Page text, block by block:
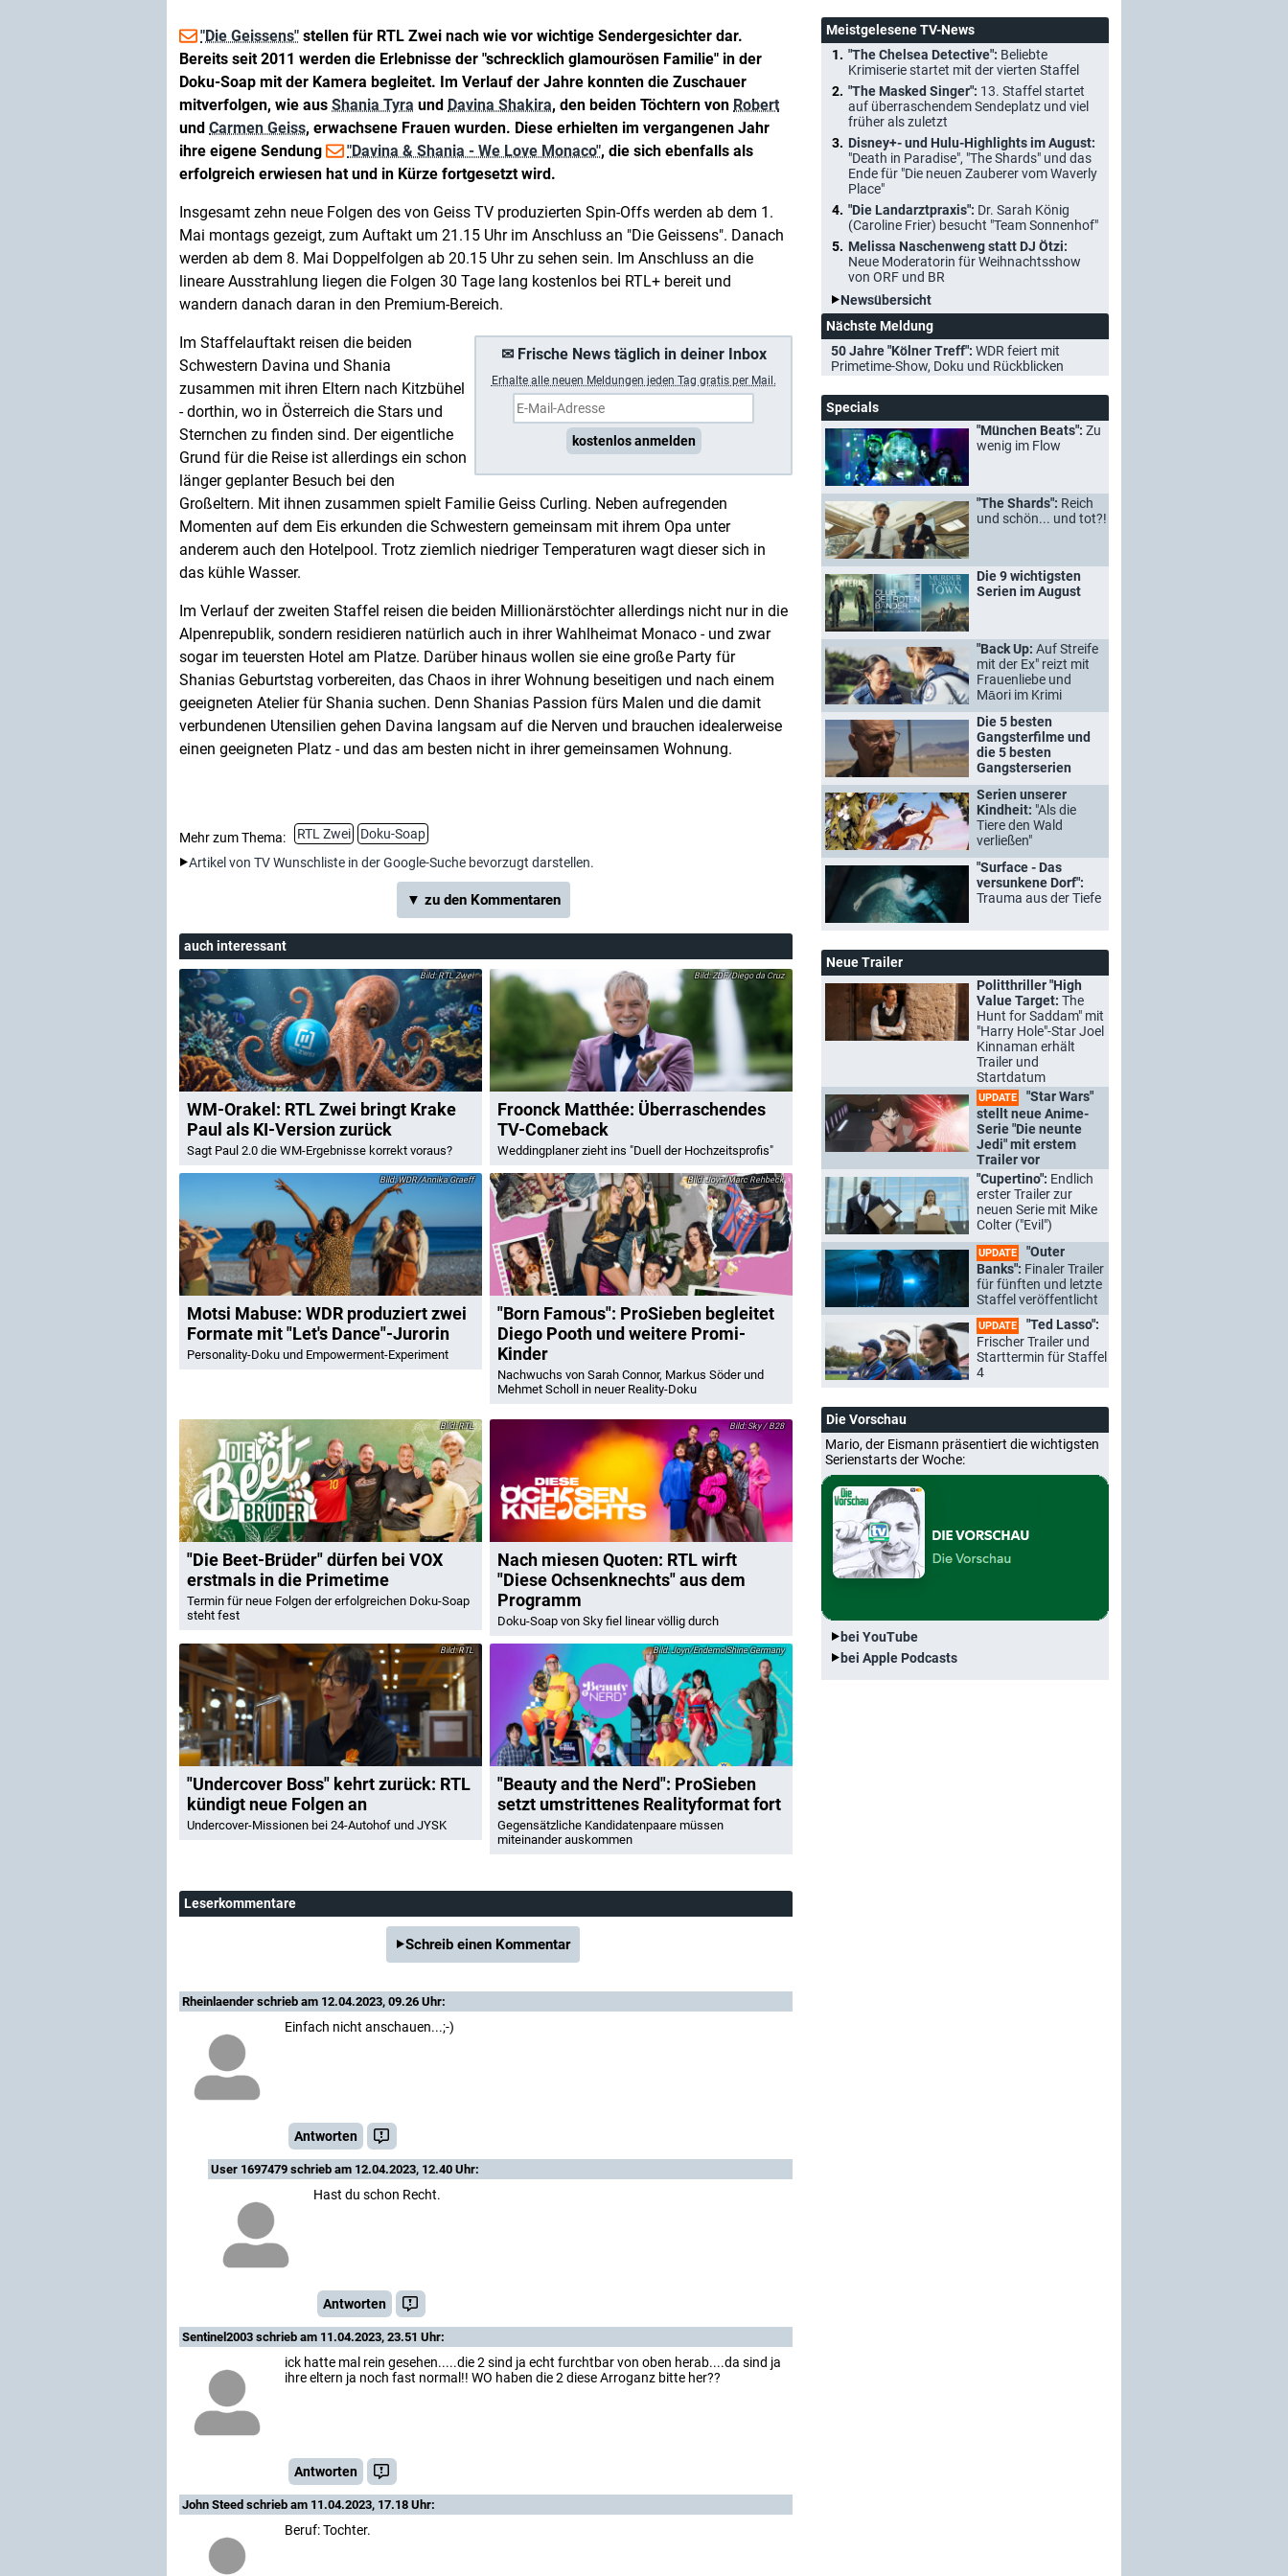
"Die Geissens" stellen für RTL Zwei nach wie vor wichtige Sendergesichter dar.
Bereits seit 2011 werden die Erlebnisse der "schrecklich glamourösen Familie" in der
Doku-Soap mit der Kamera begleitet. Im Verlauf der Jahre konnten die Zuschauer
mitverfolgen, wie aus Shania Tyra und Davina Shakira, den beiden Töchtern von Robert
und Carmen Geiss, erwachsene Frauen wurden. Diese erhielten im vergangenen Jahr
ihre eigene Sendung
"Davina & Shania - We Love Monaco", die sich ebenfalls als
erfolgreich erwiesen hat und in Kürze fortgesetzt wird.
Insgesamt zehn neue Folgen des von Geiss TV produzierten Spin-Offs werden ab dem 1.
Mai montags gezeigt, zum Auftakt um 21.15 Uhr im Anschluss an "Die Geissens". Danach
werden ab dem 8. Mai Doppelfolgen ab 20.15 Uhr zu sehen sein. Im Anschluss an die
lineare Ausstrahlung liegen die Folgen 30 Tage lang kostenlos bei RTL+ bereit und
wandern danach daran in den Premium-Bereich.
✉ Frische News täglich in deiner Inbox
Erhalte a lle neuen Meldungen jeden Tag gratis per Mail.
kostenlos anmelden
Im Staffelauftakt reisen die beiden
Schwestern Davina und Shania
zusammen mit ihren Eltern nach Kitzbühel
- dorthin, wo in Österreich die Stars und
Sternchen zu finden sind. Der eigentliche
Grund für die Reise ist allerdings ein schon
länger geplanter Besuch bei den
Großeltern. Mit ihnen zusammen spielt Familie Geiss Curling. Neben aufregenden
Momenten auf dem Eis erkunden die Schwestern gemeinsam mit ihrem Opa unter
anderem auch den Hotelpool. Trotz ziemlich niedriger Temperaturen wagt dieser sich in
das kühle Wasser.
Im Verlauf der zweiten Staffel reisen die beiden Millionärstöchter allerdings nicht nur in die
Alpenrepublik, sondern residieren natürlich auch in ihrer Wahlheimat Monaco - und zwar
sogar im teuersten Hotel am Platze. Darüber hinaus wollen sie eine große Party für
Shanias Geburtstag vorbereiten, das Chaos in ihrer Wohnung beseitigen und nach einem
geeigneten Atelier für Shania suchen. Denn Shanias Passion fürs Malen und die damit
verbundenen Utensilien gehen Davina langsam auf die Nerven und brauchen idealerweise
einen geeigneten Platz - und das am besten nicht in ihrer gemeinsamen Wohnung.
Mehr zum Thema: RTL Zwei
Doku-Soap
Artikel von TV Wunschliste in der Google-Suche bevorzugt darstellen.
▼ zu den Kommentaren
auch interessant
RTL Zwei
WM-Orakel: RTL Zwei bringt Krake
Paul als KI-Version zurück
Sagt Paul 2.0 die WM-Ergebnisse korrekt voraus?
ZDF/Diego da Cruz
Froonck Matthée: Überraschendes
TV-Comeback
Weddingplaner zieht ins "Duell der Hochzeitsprofis"
WDR/Annika Graeff
Motsi Mabuse: WDR produziert zwei
Formate mit "Let's Dance"-Jurorin
Personality-Doku und Empowerment-Experiment
Joyn/Marc Rehbeck
"Born Famous": ProSieben begleitet
Diego Pooth und weitere Promi-
Kinder
Nachwuchs von Sarah Connor, Markus Söder und
Mehmet Scholl in neuer Reality-Doku
RTL
"Die Beet-Brüder" dürfen bei VOX
erstmals in die Primetime
Termin für neue Folgen der erfolgreichen Doku-Soap
steht fest
Sky / B28
Nach miesen Quoten: RTL wirft
"Diese Ochsenknechts" aus dem
Programm
Doku-Soap von Sky fiel linear völlig durch
RTL
"Undercover Boss" kehrt zurück: RTL
kündigt neue Folgen an
Undercover-Missionen bei 24-Autohof und JYSK
Joyn/EndemolShine Germany
"Beauty and the Nerd": ProSieben
setzt umstrittenes Realityformat fort
Gegensätzliche Kandidatenpaare müssen
miteinander auskommen
Leserkommentare
Schreib einen Kommentar
Rheinlaender schrieb am 12.04.2023, 09.26 Uhr:
Einfach nicht anschauen...;-)
Antworten
User 1697479 schrieb am 12.04.2023, 12.40 Uhr:
Hast du schon Recht.
Antworten
Sentinel2003 schrieb am 11.04.2023, 23.51 Uhr:
ick hatte mal rein gesehen.....die 2 sind ja echt furchtbar von oben herab....da sind ja
ihre eltern ja noch fast normal!! WO haben die 2 diese Arroganz bitte her??
Antworten
John Steed schrieb am 11.04.2023, 17.18 Uhr:
Beruf: Tochter.
Meistgelesene TV-News
"The Chelsea Detective": Beliebte
Krimiserie startet mit der vierten Staffel
"The Masked Singer": 13. Staffel startet
auf überraschendem Sendeplatz und viel
früher als zuletzt
Disney+- und Hulu-Highlights im August:
"Death in Paradise", "The Shards" und das
Ende für "Die neuen Zauberer vom Waverly
Place"
"Die Landarztpraxis": Dr. Sarah König
(Caroline Frier) besucht "Team Sonnenhof"
Melissa Naschenweng statt DJ Ötzi:
Neue Moderatorin für Weihnachtsshow
von ORF und BR
Newsübersicht
Nächste Meldung
50 Jahre "Kölner Treff": WDR feiert mit
Primetime-Show, Doku und Rückblicken
Specials
"München Beats": Zu
wenig im Flow
"The Shards": Reich
und schön... und tot?!
Die 9 wichtigsten
Serien im August
"Back Up: Auf Streife
mit der Ex" reizt mit
Frauenliebe und
Māori im Krimi
Die 5 besten
Gangsterfilme und
die 5 besten
Gangsterserien
Serien unserer
Kindheit: "Als die
Tiere den Wald
verließen"
"Surface - Das
versunkene Dorf":
Trauma aus der Tiefe
Neue Trailer
Politthriller "High
Value Target: The
Hunt for Saddam" mit
"Harry Hole"-Star Joel
Kinnaman erhält
Trailer und
Startdatum
UPDATE
"Star Wars"
stellt neue Anime-
Serie "Die neunte
Jedi" mit erstem
Trailer vor
"Cupertino": Endlich
erster Trailer zur
neuen Serie mit Mike
Colter ("Evil")
UPDATE
"Outer
Banks": Finaler Trailer
für fünften und letzte
Staffel veröffentlicht
UPDATE
"Ted Lasso":
Frischer Trailer und
Starttermin für Staffel
4
Die Vorschau
Mario, der Eismann präsentiert die wichtigsten
Serienstarts der Woche:
bei YouTube
bei Apple Podcasts